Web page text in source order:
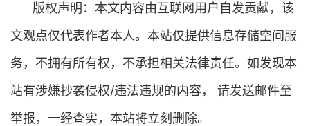
版权声明：本文内容由互联网用户自发贡献，该
文观点仅代表作者本人。本站仅提供信息存储空间服
务，不拥有所有权，不承担相关法律责任。如发现本
站有涉嫌抄袭侵权/违法违规的内容， 请发送邮件至
举报，一经查实，本站将立刻删除。